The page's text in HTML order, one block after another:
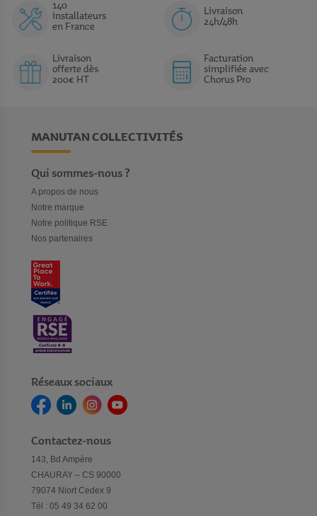
140
installateurs
en France
Livraison
24h/48h
Livraison
offerte dès
200€ HT
Facturation
simplifiée avec
Chorus Pro
MANUTAN COLLECTIVITÉS
Qui sommes-nous ?
A propos de nous
Notre marque
Notre politique RSE
Nos partenaires
Réseaux sociaux
Contactez-nous
143, Bd Ampère
CHAURAY – CS 90000
79074 Niort Cedex 9
Tél : 05 49 34 62 00